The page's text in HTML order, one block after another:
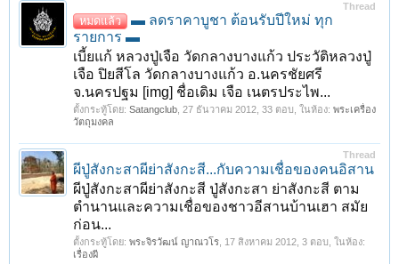
Thread
หมดแล้ว
▬ ลดราคาบูชา ต้อนรับปีใหม่ ทุก
รายการ ▬
เบี้ยแก้ หลวงปู่เจือ วัดกลางบางแก้ว ประวัติหลวงปู่
เจือ ปิยสีโล วัดกลางบางแก้ว อ.นครชัยศรี
จ.นครปฐม [img] ชื่อเดิม เจือ เนตรประไพ...
ตั้งกระทู้โดย: Satangclub 27 ธันวาคม 2012 , 33 ตอบ, ในห้อง: พระเครื่อง
วัตถุมงคล
Thread
ผีปู่สังกะสาผีย่าสังกะสี...กับความเชื่อของคนอิสาน
ผีปู่สังกะสาผีย่าสังกะสี ปู่สังกะสา ย่าสังกะสี ตาม
ตำนานและความเชื่อของชาวอีสานบ้านเฮา สมัย
ก่อน...
ตั้งกระทู้โดย: พระจิรวัฒน์ ญาณวโร 17 สิงหาคม 2012 , 3 ตอบ, ในห้อง:
เรื่องผี